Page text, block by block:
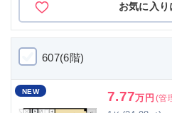
お気に入り
607(6階)
NEW 7.77万円 (管